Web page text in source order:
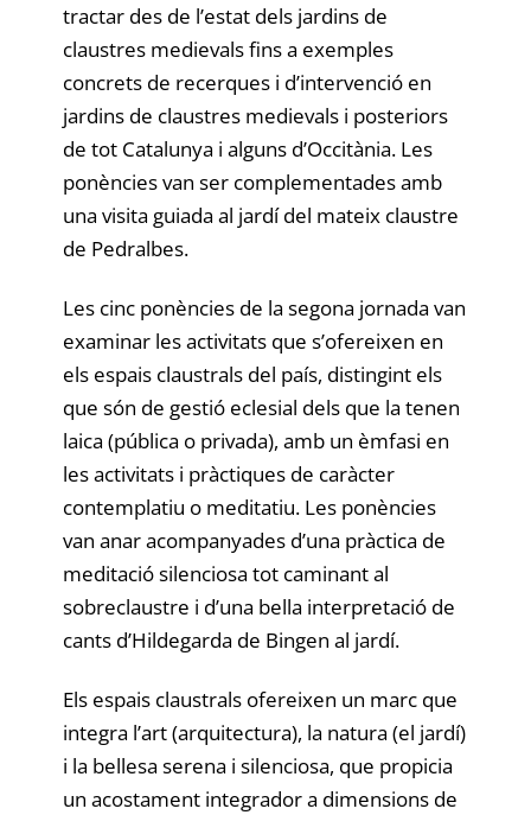
tractar des de l’estat dels jardins de
claustres medievals fins a exemples
concrets de recerques i d’intervenció en
jardins de claustres medievals i posteriors
de tot Catalunya i alguns d’Occitània. Les
ponències van ser complementades amb
una visita guiada al jardí del mateix claustre
de Pedralbes.
Les cinc ponències de la segona jornada van
examinar les activitats que s’ofereixen en
els espais claustrals del país, distingint els
que són de gestió eclesial dels que la tenen
laica (pública o privada), amb un èmfasi en
les activitats i pràctiques de caràcter
contemplatiu o meditatiu. Les ponències
van anar acompanyades d’una pràctica de
meditació silenciosa tot caminant al
sobreclaustre i d’una bella interpretació de
cants d’Hildegarda de Bingen al jardí.
Els espais claustrals ofereixen un marc que
integra l’art (arquitectura), la natura (el jardí)
i la bellesa serena i silenciosa, que propicia
un acostament integrador a dimensions de